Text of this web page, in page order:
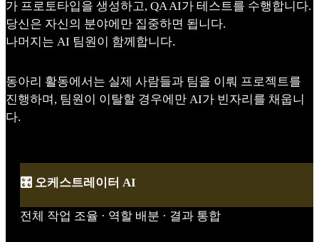
가 프로토타입을 생성하고, QA AI가 테스트를 수행합니다.
당신은 자신의 분야에만 집중하면 됩니다.
나머지는 AI 팀원이 함께합니다.
동아리 활동에서는 실제 사람들과 팀을 이뤄 프로젝트를
진행하며, 팀원이 이탈할 경우에만 AI가 빈자리를 채웁니
다.
🎛️ 오케스트레이터 AI
전체 작업 조율 · 역할 배분 · 결과 통합